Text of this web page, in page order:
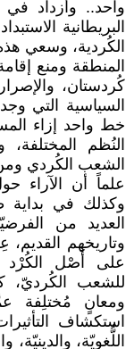
واحد.. وأزداد
البريطانية
الكُردية، وسعي
المنطقة ومنع
كُردستان،
السياسية التي
خط واحد إزاء
النُظم
الشعب الكُردي
علماً أن الآراء
وكذلك في
العديد من
وتاريخهم
على أَصْل الكُرْد
للشعب الكُرديّ،
ومعانٍ مُختلِفة
استكشاف
اللُّغويّة،